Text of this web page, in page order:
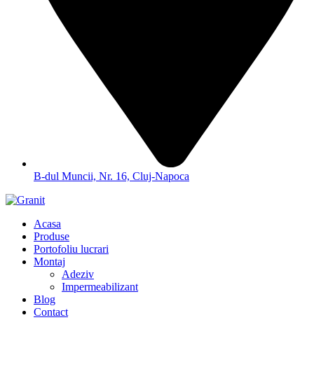
B-dul Muncii, Nr. 16, Cluj-Napoca
Acasa
Produse
Portofoliu lucrari
Montaj
Adeziv
Impermeabilizant
Blog
Contact